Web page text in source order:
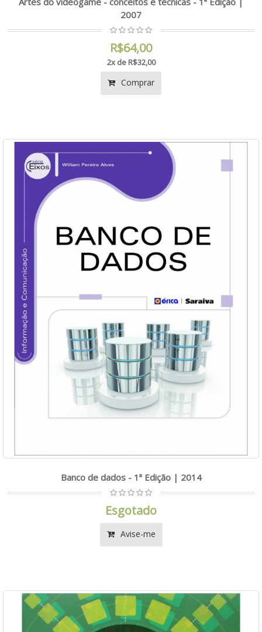
2007
R$64,00
2x de R$32,00
Comprar
Banco de dados - 1ª Edição | 2014
Esgotado
Avise-me